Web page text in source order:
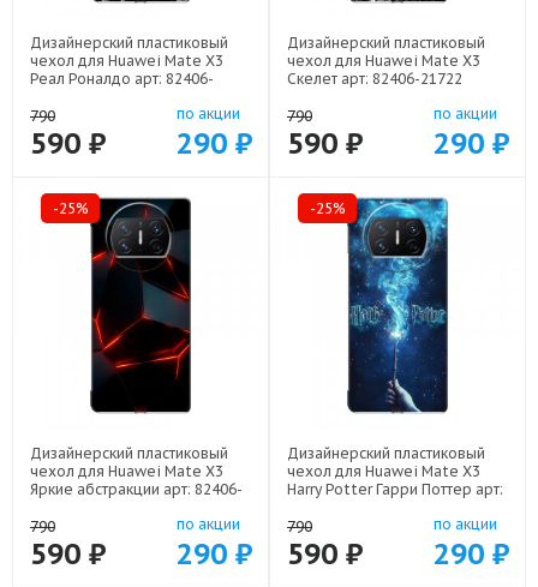
Дизайнерский пластиковый
чехол для Huawei Mate X3
Реал Роналдо арт: 82406-
790
590 ₽
по акции
290 ₽
Дизайнерский пластиковый
чехол для Huawei Mate X3
Скелет арт: 82406-21722
790
590 ₽
по акции
290 ₽
-25%
Дизайнерский пластиковый
чехол для Huawei Mate X3
Яркие абстракции арт: 82406-
790
590 ₽
по акции
290 ₽
-25%
Дизайнерский пластиковый
чехол для Huawei Mate X3
Harry Potter Гарри Поттер арт:
790
590 ₽
по акции
290 ₽